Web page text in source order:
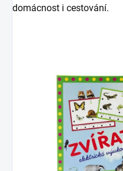
domácnost i cestování.